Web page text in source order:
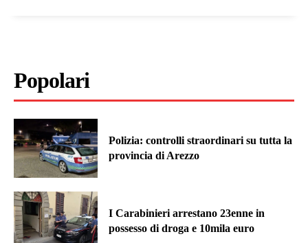
Popolari
Polizia: controlli straordinari su tutta la
provincia di Arezzo
I Carabinieri arrestano 23enne in
possesso di droga e 10mila euro